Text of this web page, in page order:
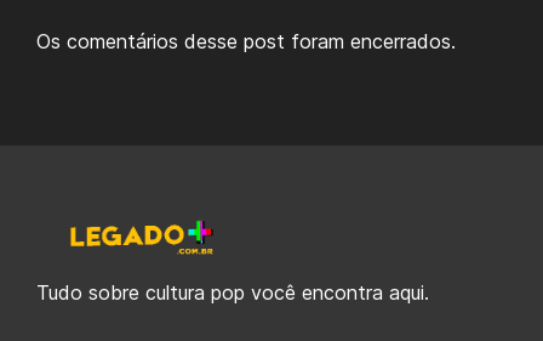
Os comentários desse post foram encerrados.
Tudo sobre cultura pop você encontra aqui.